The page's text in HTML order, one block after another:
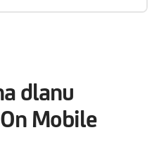
dlanu
Mobile